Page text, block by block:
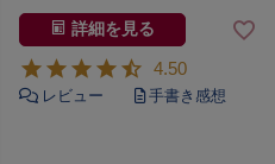
詳細を見る
4.50